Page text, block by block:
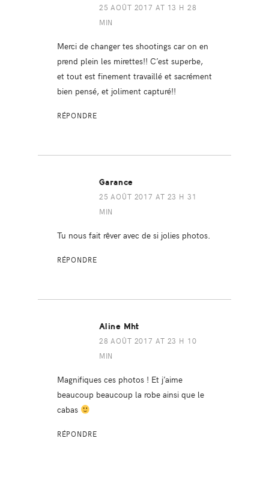
25 AOÛT 2017 AT 13 H 28
MIN
Merci de changer tes shootings car on en
prend plein les mirettes!! C’est superbe,
et tout est finement travaillé et sacrément
bien pensé, et joliment capturé!!
RÉPONDRE
Garance
25 AOÛT 2017 AT 23 H 31
MIN
Tu nous fait rêver avec de si jolies photos.
RÉPONDRE
Aline Mht
28 AOÛT 2017 AT 23 H 10
MIN
Magnifiques ces photos ! Et j’aime
beaucoup beaucoup la robe ainsi que le
cabas
RÉPONDRE